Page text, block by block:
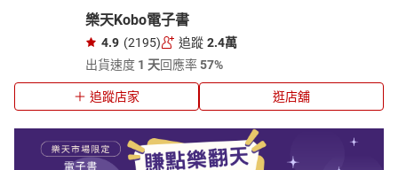
樂天Kobo電子書
4.9 (2195) 追蹤 2.4萬
出貨速度 1 天回應率57%
追蹤店家 逛店舖